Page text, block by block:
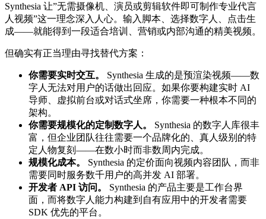
Synthesia 让”无需摄像机、演员或剪辑软件即可制作专业代言
人视频”这一理念深入人心。输入脚本、选择数字人、点击生
成——就能得到一段适合培训、营销或内部沟通的精美视频。
但确实有正当理由寻找替代方案：
你需要实时交互。
Synthesia 生成的是预渲染视频——数
字人无法对用户的话做出回应。如果你要构建实时 AI
导师、虚拟前台或对话式坐席，你需要一种根本不同的
架构。
你需要规模化的定制数字人。
Synthesia 的数字人库很丰
富，但企业团队往往需要一个品牌化的、真人级别的特
定人物复刻——在数小时而非数周内完成。
规模化成本。
Synthesia 的定价面向视频内容团队，而非
需要同时服务数千用户的高并发 AI 部署。
开发者 API 访问。
Synthesia 的产品主要是工作台界
面，而将数字人能力构建到自有应用中的开发者需要
SDK 优先的平台。